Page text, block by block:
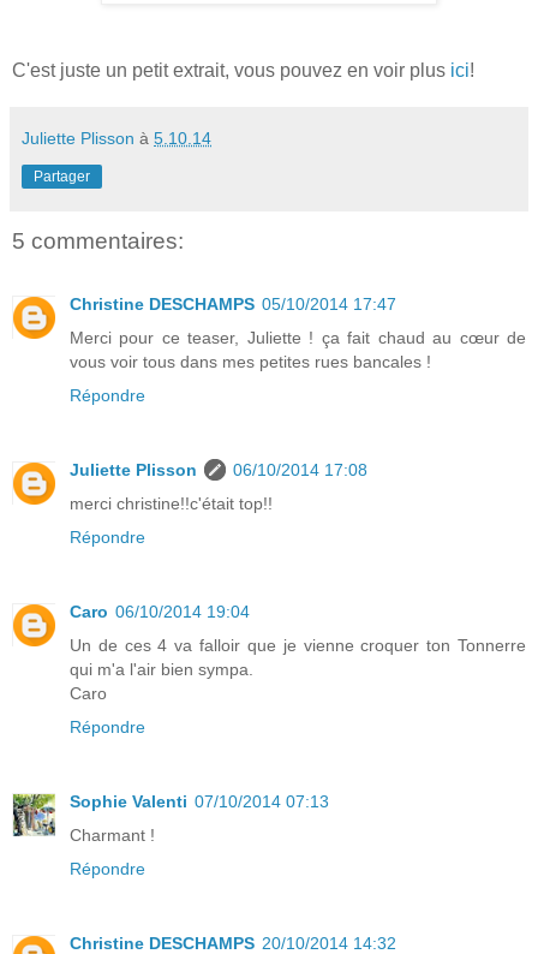
C'est juste un petit extrait, vous pouvez en voir plus ici!
Juliette Plisson à 5.10.14
Partager
5 commentaires:
Christine DESCHAMPS 05/10/2014 17:47
Merci pour ce teaser, Juliette ! ça fait chaud au cœur de
vous voir tous dans mes petites rues bancales !
Répondre
Juliette Plisson
06/10/2014 17:08
merci christine!!c'était top!!
Répondre
Caro 06/10/2014 19:04
Un de ces 4 va falloir que je vienne croquer ton Tonnerre
qui m'a l'air bien sympa.
Caro
Répondre
Sophie Valenti 07/10/2014 07:13
Charmant !
Répondre
Christine DESCHAMPS 20/10/2014 14:32